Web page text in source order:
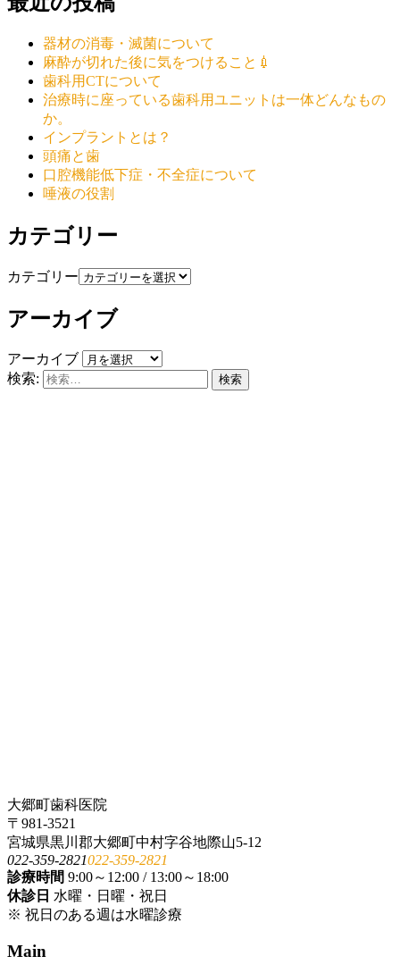
器材の消毒・滅菌について
麻酔が切れた後に気をつけること💉
歯科用CTについて
治療時に座っている歯科用ユニットは一体どんなもの
か。
インプラントとは？
頭痛と歯
口腔機能低下症・不全症について
唾液の役割
カテゴリー
カテゴリー
アーカイブ
アーカイブ
検索:
大郷町歯科医院
〒981-3521
宮城県黒川郡大郷町中村字谷地際山5-12
022-359-2821022-359-2821
診療時間 9:00～12:00 / 13:00～18:00
休診日 水曜・日曜・祝日
※ 祝日のある週は水曜診療
Main